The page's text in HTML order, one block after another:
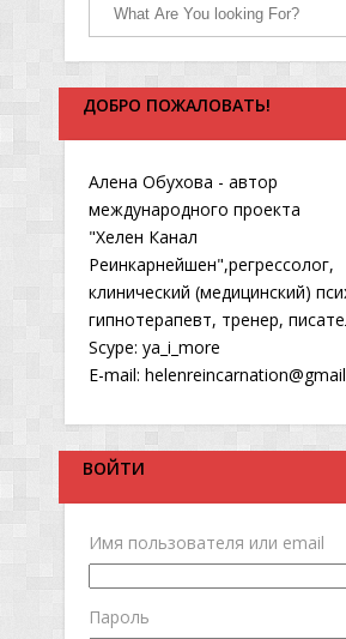
ДОБРО ПОЖАЛОВАТЬ!
Алена Обухова - автор
международного проекта
"Хелен Канал
Реинкарнейшен",регрессолог,
клинический (медицинский)
гипнотерапевт, тренер,
Scype: ya_i_more
E-mail:
ВОЙТИ
Имя пользователя или email
Пароль